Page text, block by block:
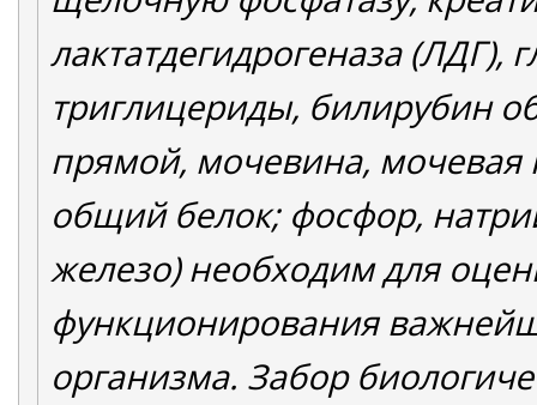
лактатдегидрогеназа (ЛДГ),
триглицериды, билирубин
прямой, мочевина, мочевая
общий белок; фосфор,
железо) необходим для
функционирования
организма. Забор